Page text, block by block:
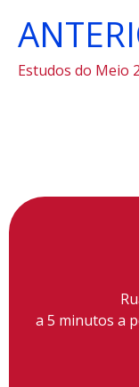
a 5 minutos a
conteúdo,